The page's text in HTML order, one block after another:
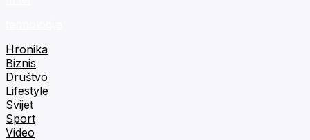
Hronika
Biznis
Društvo
Lifestyle
Svijet
Sport
Video